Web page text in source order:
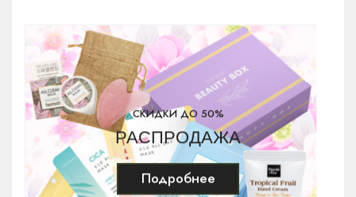
Medi peel
Missha
Skin1004
Some by mi
Sulwhasoo
the SAEM
Tiam
СКИДКИ ДО 50%
РАСПРОДАЖА
Подробнее